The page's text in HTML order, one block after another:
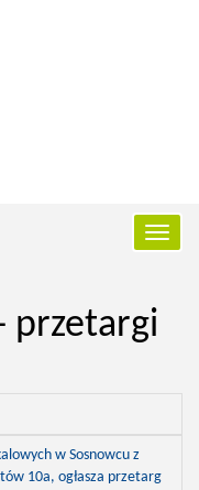
przetargi
w Sosnowcu z
10a, ogłasza przetarg